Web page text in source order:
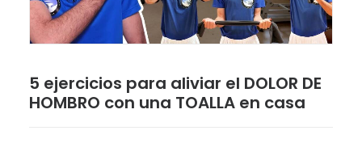
5 ejercicios para aliviar el DOLOR DE
HOMBRO con una TOALLA en casa